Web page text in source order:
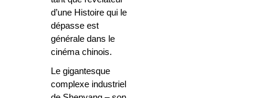
d’une Histoire qui le
dépasse est
générale dans le
cinéma chinois.
Le gigantesque
complexe industriel